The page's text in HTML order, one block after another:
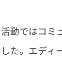
活動ではコ
た。エディ